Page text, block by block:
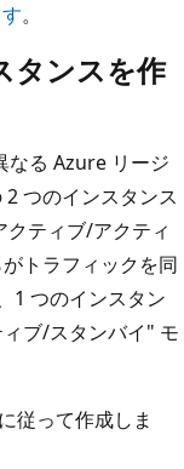
。
タンスを作
なる Azure リージ
つのインスタンス
ティブ/アクティ
トラフィックを同
1 つのインスタン
ブ/スタンバイ" モ
従って作成しま